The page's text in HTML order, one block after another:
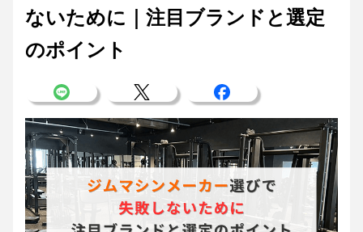
ないために｜注目ブランドと選定
のポイント